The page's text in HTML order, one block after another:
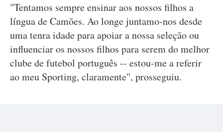
"Tentamos sempre ensinar aos nossos filhos a
língua de Camões. Ao longe juntamo-nos desde
uma tenra idade para apoiar a nossa seleção ou
influenciar os nossos filhos para serem do melhor
clube de futebol português -- estou-me a referir
ao meu Sporting, claramente", prosseguiu.